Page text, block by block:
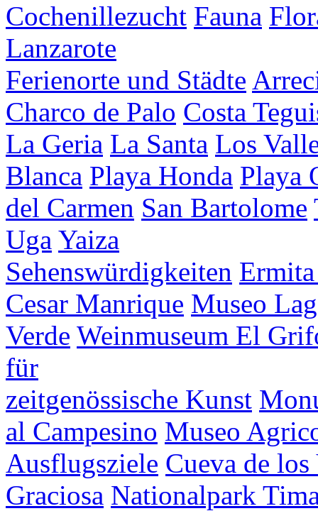
Cochenillezucht Fauna
Lanzarote
Ferienorte und Städte
Charco de Palo Costa
La Geria La Santa Los
Blanca Playa Honda Playa
del Carmen San Bartolome
Uga Yaiza
Sehenswürdigkeiten
Cesar Manrique Museo
Verde Weinmuseum El
für
zeitgenössische Kunst
al Campesino Museo
Ausflugsziele Cueva de los
Graciosa Nationalpark